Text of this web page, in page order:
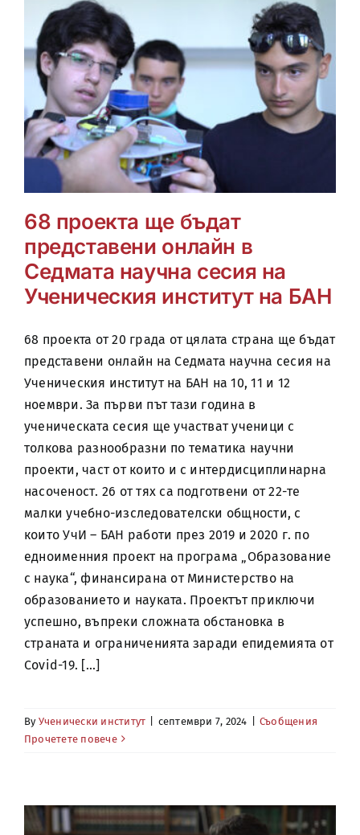
68 проекта ще бъдат
представени онлайн в
Седмата научна сесия на
Ученическия институт на БАН
68 проекта от 20 града от цялата страна ще бъдат
представени онлайн на Седмата научна сесия на
Ученическия институт на БАН на 10, 11 и 12
ноември. За първи път тази година в
ученическата сесия ще участват ученици с
толкова разнообразни по тематика научни
проекти, част от които и с интердисциплинарна
насоченост. 26 от тях са подготвени от 22-те
малки учебно-изследователски общности, с
които УчИ – БАН работи през 2019 и 2020 г. по
едноименния проект на програма „Образование
с наука“, финансирана от Министерство на
образованието и науката. Проектът приключи
успешно, въпреки сложната обстановка в
страната и ограниченията заради епидемията от
Covid-19. [...]
By Ученически институт септември 7, 2024
Съобщения
Прочетете повече